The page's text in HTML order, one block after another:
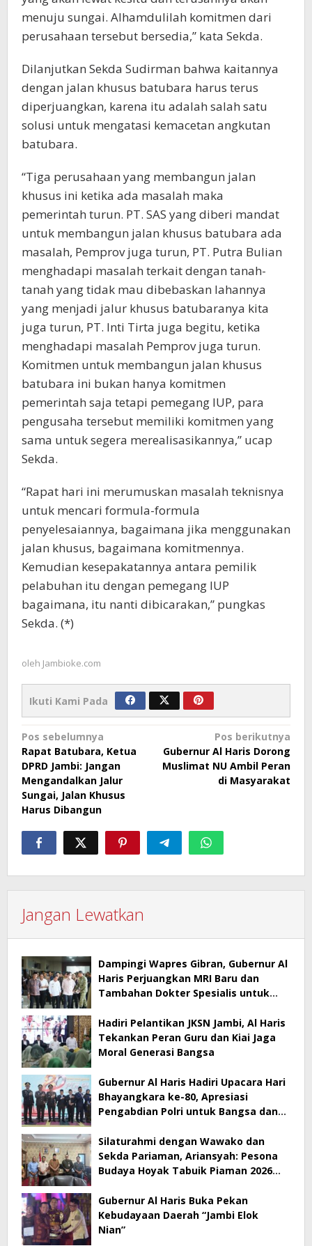
menuju sungai. Alhamdulilah komitmen dari
perusahaan tersebut bersedia,” kata Sekda.
Dilanjutkan Sekda Sudirman bahwa kaitannya
dengan jalan khusus batubara harus terus
diperjuangkan, karena itu adalah salah satu
solusi untuk mengatasi kemacetan angkutan
batubara.
“Tiga perusahaan yang membangun jalan
khusus ini ketika ada masalah maka
pemerintah turun. PT. SAS yang diberi mandat
untuk membangun jalan khusus batubara ada
masalah, Pemprov juga turun, PT. Putra Bulian
menghadapi masalah terkait dengan tanah-
tanah yang tidak mau dibebaskan lahannya
yang menjadi jalur khusus batubaranya kita
juga turun, PT. Inti Tirta juga begitu, ketika
menghadapi masalah Pemprov juga turun.
Komitmen untuk membangun jalan khusus
batubara ini bukan hanya komitmen
pemerintah saja tetapi pemegang IUP, para
pengusaha tersebut memiliki komitmen yang
sama untuk segera merealisasikannya,” ucap
Sekda.
“Rapat hari ini merumuskan masalah teknisnya
untuk mencari formula-formula
penyelesaiannya, bagaimana jika menggunakan
jalan khusus, bagaimana komitmennya.
Kemudian kesepakatannya antara pemilik
pelabuhan itu dengan pemegang IUP
bagaimana, itu nanti dibicarakan,” pungkas
Sekda. (*)
oleh Jambioke.com
Ikuti Kami Pada
Navigasi
pos
Pos sebelumnya
Rapat Batubara, Ketua
DPRD Jambi: Jangan
Mengandalkan Jalur
Sungai, Jalan Khusus
Harus Dibangun
Pos berikutnya
Gubernur Al Haris Dorong
Muslimat NU Ambil Peran
di Masyarakat
Jangan Lewatkan
Dampingi Wapres Gibran, Gubernur Al
Haris Perjuangkan MRI Baru dan
Tambahan Dokter Spesialis untuk
Hadiri Pelantikan JKSN Jambi, Al Haris
Tekankan Peran Guru dan Kiai Jaga
Moral Generasi Bangsa
Gubernur Al Haris Hadiri Upacara Hari
Bhayangkara ke-80, Apresiasi
Pengabdian Polri untuk Bangsa dan
Silaturahmi dengan Wawako dan
Sekda Pariaman, Ariansyah: Pesona
Budaya Hoyak Tabuik Piaman 2026
Gubernur Al Haris Buka Pekan
Kebudayaan Daerah “Jambi Elok
Nian”